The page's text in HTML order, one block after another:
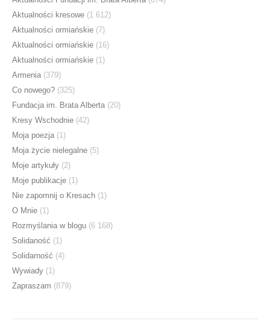
Aktualności kresowe (1 612)
Aktualności ormiańskie (7)
Aktualności ormiańskie (16)
Aktualności ormiańskie (1)
Armenia (379)
Co nowego? (325)
Fundacja im. Brata Alberta (20)
Kresy Wschodnie (42)
Moja poezja (1)
Moja życie nielegalne (5)
Moje artykuły (2)
Moje publikacje (1)
Nie zapomnij o Kresach (1)
O Mnie (1)
Rozmyślania w blogu (6 168)
Solidaność (1)
Solidarność (4)
Wywiady (1)
Zapraszam (879)